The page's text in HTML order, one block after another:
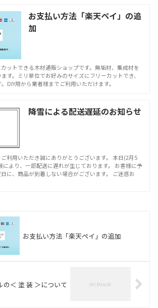
お支払い方法「楽天ペイ」の追
加
ットできる木材通販ショップです。無垢材、集成材を
す。ミリ単位でお好みのサイズにフリーカットでき、
DIY用から業者様までご利用いただけます。
降雪による配送遅延のお知らせ
利用いただき誠にありがとうございます。 本日(2月5
により、一部配送に遅れが生じております。 お客様に予
に、商品が到着しない場合がございます。 ご迷惑お
お支払い方法「楽天ペイ」の追加
の＜ 塗 装 ＞について